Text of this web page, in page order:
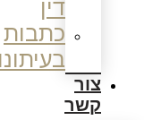
דין
כתבות
בעיתונות
צור
קשר